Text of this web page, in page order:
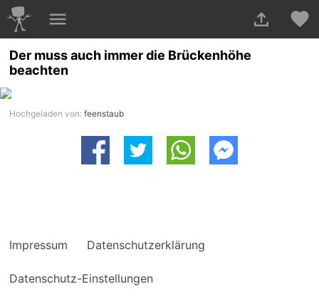
Der muss auch immer die Brückenhöhe
beachten
Hochgeladen von:feenstaub
Impressum Datenschutzerklärung
Datenschutz-Einstellungen